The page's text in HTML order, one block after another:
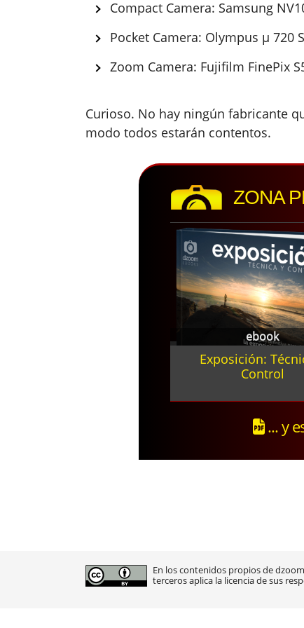
Compact Camera: Samsung
Pocket Camera: Olympus µ 720
Zoom Camera: Fujifilm FinePix
Curioso. No hay ningún fabricante
modo todos estarán contentos.
ZONA
ebook
Exposición:
Control
... y
En los contenidos propios de
terceros aplica la licencia de sus